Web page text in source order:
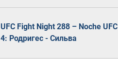
UFC Fight Night 288 – Noche UFC
4: Родригес - Сильва